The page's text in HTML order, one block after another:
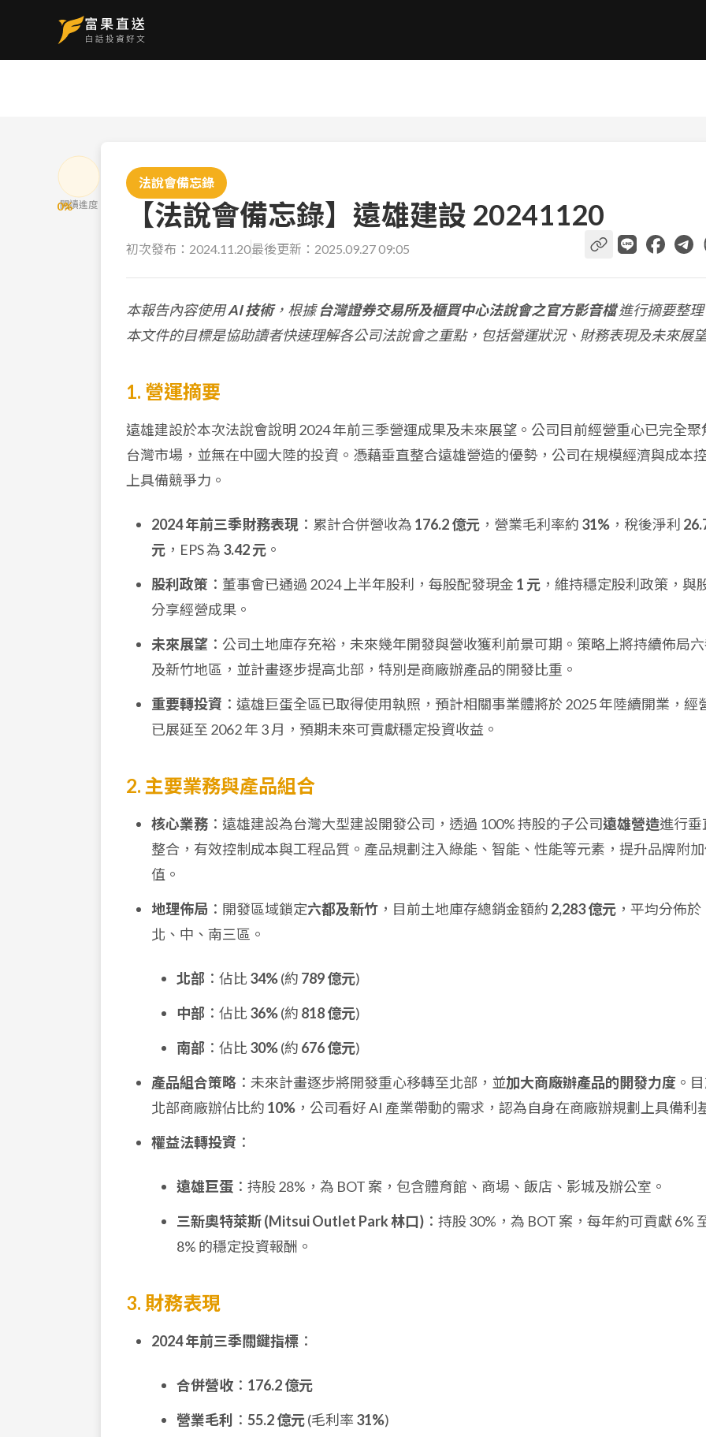
0%
閱讀進度
法說會備忘錄
【法說會備忘錄】遠雄建設 20241120
初次發布： 2024.11.20最後更新： 2025.09.27 09:05
本報告內容使用AI 技術，根據台灣證券交易所及櫃買中心法說會之官方影音檔進行摘要整
本文件的目標是協助讀者快速理解各公司法說會之重點，包括營運狀況、財務表現及未來展
1. 營運摘要
遠雄建設於本次法說會說明 2024 年前三季營運成果及未來展望。公司目前經營重心已完全聚
台灣市場，並無在中國大陸的投資。憑藉垂直整合遠雄營造的優勢，公司在規模經濟與成本
上具備競爭力。
2024 年前三季財務表現 ：累計合併營收為 176.2 億元 ，營業毛利率約 31% ，稅後淨利
元 ，EPS 為 3.42 元 。
股利政策 ：董事會已通過 2024 上半年股利，每股配發現金 1 元 ，維持穩定股利政策，與
分享經營成果。
未來展望 ：公司土地庫存充裕，未來幾年開發與營收獲利前景可期。策略上將持續佈局
及新竹地區，並計畫逐步提高北部，特別是商廠辦產品的開發比重。
重要轉投資 ：遠雄巨蛋全區已取得使用執照，預計相關事業體將於 2025 年陸續開業，經
已展延至 2062 年 3 月，預期未來可貢獻穩定投資收益。
2. 主要業務與產品組合
核心業務 ：遠雄建設為台灣大型建設開發公司，透過 100% 持股的子公司遠雄營造進行垂
整合，有效控制成本與工程品質。產品規劃注入綠能、智能、性能等元素，提升品牌附
值。
地理佈局 ：開發區域鎖定六都及新竹 ，目前土地庫存總銷金額約 2,283 億元 ，平均分佈於
北、中、南三區。
北部 ：佔比34%(約 789 億元)
中部 ：佔比36%(約 818 億元)
南部 ：佔比30%(約 676 億元)
產品組合策略 ：未來計畫逐步將開發重心移轉至北部，並加大商廠辦產品的開發力度 。
北部商廠辦佔比約 10% ，公司看好 AI 產業帶動的需求，認為自身在商廠辦規劃上具備利
權益法轉投資 ：
遠雄巨蛋 ：持股 28%，為 BOT 案，包含體育館、商場、飯店、影城及辦公室。
三新奧特萊斯 (Mitsui Outlet Park 林口) ：持股 30%，為 BOT 案，每年約可貢獻 6%
8% 的穩定投資報酬。
3. 財務表現
2024 年前三季關鍵指標 ：
合併營收 ： 176.2 億元
營業毛利
： 55.2 億元(毛利率 31%)